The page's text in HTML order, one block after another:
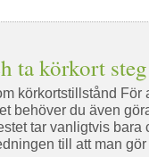
ta körkort
körkortstillstånd
behöver du även
tar vanligtvis bara
till att man